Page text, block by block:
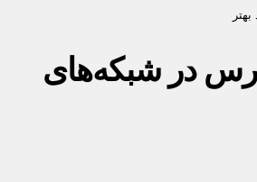
در شبکه‌های